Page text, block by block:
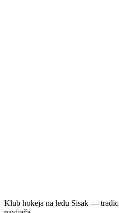
Klub hokeja na ledu Sisak —